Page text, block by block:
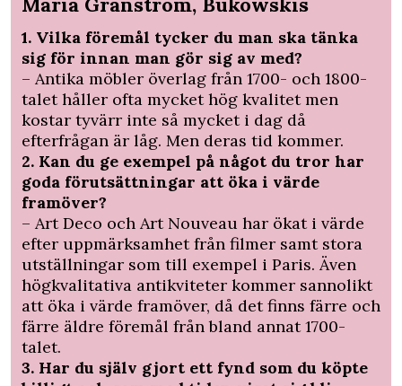
1. Vilka föremål tycker du man ska tänka
sig för innan man gör sig av med?
– Antika möbler överlag från 1700- och 1800-
talet håller ofta mycket hög kvalitet men
kostar tyvärr inte så mycket i dag då
efterfrågan är låg. Men deras tid kommer.
2. Kan du ge exempel på något du tror har
goda förutsättningar att öka i värde
framöver?
– Art Deco och Art Nouveau har ökat i värde
efter uppmärksamhet från filmer samt stora
utställningar som till exempel i Paris. Även
högkvalitativa antikviteter kommer sannolikt
att öka i värde framöver, då det finns färre och
färre äldre föremål från bland annat 1700-
talet.
3. Har du själv gjort ett fynd som du köpte